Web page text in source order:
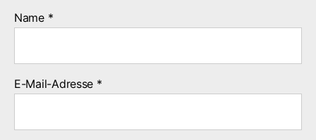
Name *
E-Mail-Adresse *